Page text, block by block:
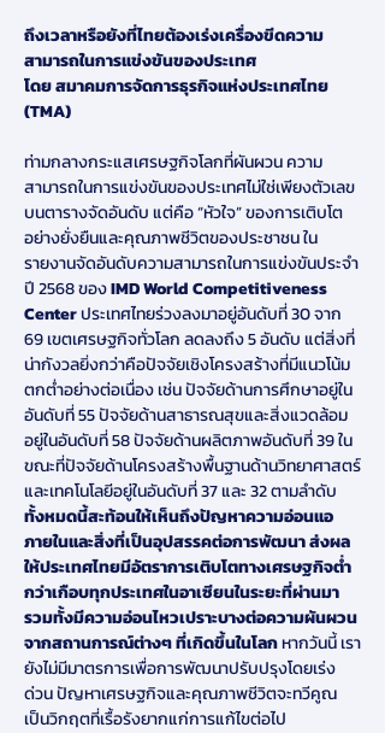
ถึงเวลาหรือยังที่ไทยต้องเร่งเครื่องขีดความ
สามารถในการแข่งขันของประเทศ
โดย สมาคมการจัดการธุรกิจแห่งประเทศไทย
(TMA)
ท่ามกลางกระแสเศรษฐกิจโลกที่ผันผวน ความ
สามารถในการแข่งขันของประเทศไม่ใช่เพียงตัวเลข
บนตารางจัดอันดับ แต่คือ “หัวใจ” ของการเติบโต
อย่างยั่งยืนและคุณภาพชีวิตของประชาชน ใน
รายงานจัดอันดับความสามารถในการแข่งขันประจำ
ปี 2568 ของ IMD World Competitiveness
Center ประเทศไทยร่วงลงมาอยู่อันดับที่ 30 จาก
69 เขตเศรษฐกิจทั่วโลก ลดลงถึง 5 อันดับ แต่สิ่งที่
น่ากังวลยิ่งกว่าคือปัจจัยเชิงโครงสร้างที่มีแนวโน้ม
ตกต่ำอย่างต่อเนื่อง เช่น ปัจจัยด้านการศึกษาอยู่ใน
อันดับที่ 55 ปัจจัยด้านสาธารณสุขและสิ่งแวดล้อม
อยู่ในอันดับที่ 58 ปัจจัยด้านผลิตภาพอันดับที่ 39 ใน
ขณะที่ปัจจัยด้านโครงสร้างพื้นฐานด้านวิทยาศาสตร์
และเทคโนโลยีอยู่ในอันดับที่ 37 และ 32 ตามลำดับ
ทั้งหมดนี้สะท้อนให้เห็นถึงปัญหาความอ่อนแอ
ภายในและสิ่งที่เป็นอุปสรรคต่อการพัฒนา ส่งผล
ให้ประเทศไทยมีอัตราการเติบโตทางเศรษฐกิจต่ำ
กว่าเกือบทุกประเทศในอาเซียนในระยะที่ผ่านมา
รวมทั้งมีความอ่อนไหวเปราะบางต่อความผันผวน
จากสถานการณ์ต่างๆ ที่เกิดขึ้นในโลก หากวันนี้ เรา
ยังไม่มีมาตรการเพื่อการพัฒนาปรับปรุงโดยเร่ง
ด่วน ปัญหาเศรษฐกิจและคุณภาพชีวิตจะทวีคูณ
เป็นวิกฤตที่เรื้อรังยากแก่การแก้ไขต่อไป